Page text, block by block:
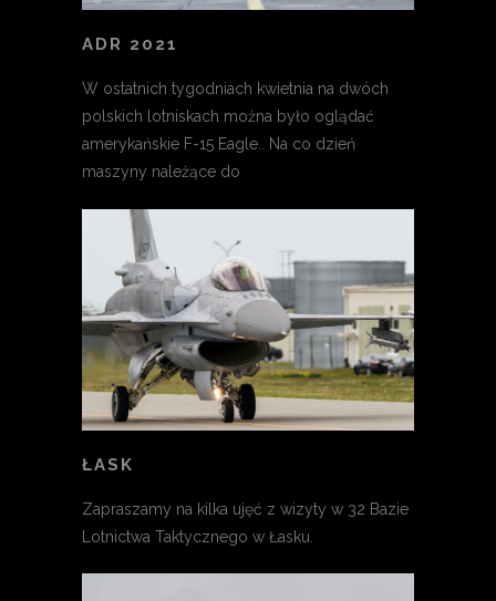
ADR 2021
W ostatnich tygodniach kwietnia na dwóch
polskich lotniskach można było oglądać
amerykańskie F-15 Eagle.. Na co dzień
maszyny należące do
ŁASK
Zapraszamy na kilka ujęć z wizyty w 32 Bazie
Lotnictwa Taktycznego w Łasku.